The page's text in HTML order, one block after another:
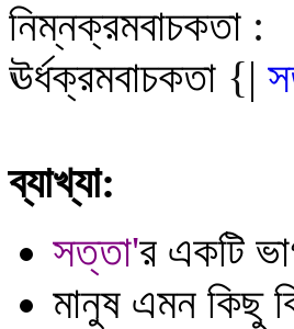
নিম্নক্রমবাচকতা :
ঊর্ধক্রমবাচকতা {|
ব্যাখ্যা:
সত্তা'র একটি
মানুষ এমন কিছু